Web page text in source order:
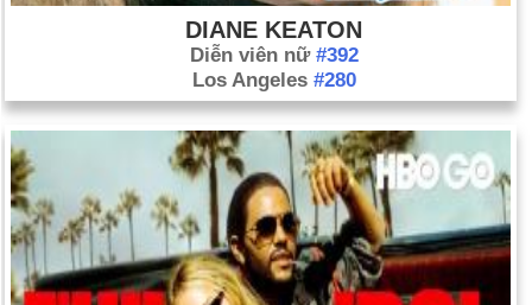
DIANE KEATON
Diễn viên nữ #392
Los Angeles #280